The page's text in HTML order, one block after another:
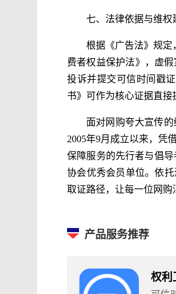
七、法律依据与维权
根据《广告法》规定
费者权益保护法》，虚
投诉并提交可信时间戳
书》可作为核心证据直接
面对网购夸大宣传
2005年9月成立以来，凭
保障服务的先行者与倡
协会优秀会员单位。依
取证路径，让每一位网购
产品服务推荐
权利